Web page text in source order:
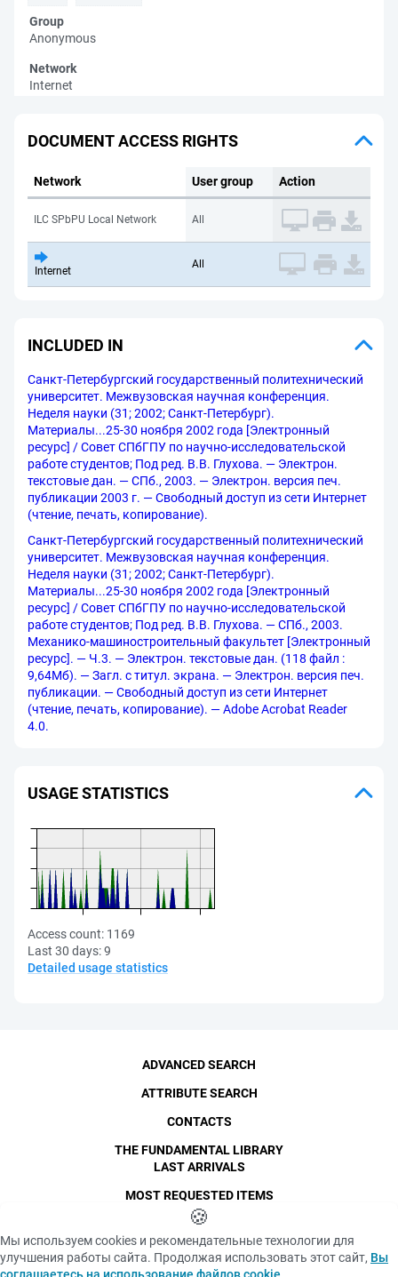
Group
Anonymous
Network
Internet
DOCUMENT ACCESS RIGHTS
Network User group Action
ILC SPbPU Local Network All
Internet
All
INCLUDED IN
Санкт-Петербургский государственный политехнический
университет. Межвузовская научная конференция.
Неделя науки (31; 2002; Санкт-Петербург).
Материалы...25-30 ноября 2002 года [Электронный
ресурс] / Совет СПбГПУ по научно-исследовательской
работе студентов; Под ред. В.В. Глухова. — Электрон.
текстовые дан. — СПб., 2003. — Электрон. версия печ.
публикации 2003 г. — Свободный доступ из сети Интернет
(чтение, печать, копирование).
Санкт-Петербургский государственный политехнический
университет. Межвузовская научная конференция.
Неделя науки (31; 2002; Санкт-Петербург).
Материалы...25-30 ноября 2002 года [Электронный
ресурс] / Совет СПбГПУ по научно-исследовательской
работе студентов; Под ред. В.В. Глухова. — СПб., 2003.
Механико-машиностроительный факультет [Электронный
ресурс]. — Ч.3. — Электрон. текстовые дан. (118 файл :
9,64Мб). — Загл. с титул. экрана. — Электрон. версия печ.
публикации. — Свободный доступ из сети Интернет
(чтение, печать, копирование). — Adobe Acrobat Reader
4.0.
USAGE STATISTICS
Access count: 1169
Last 30 days:9
Detailed usage statistics
SPbPU, 1996-2026
Copyright and Personal Data
The photographs are
published with the
Privacy policy
ADVANCED SEARCH
ATTRIBUTE SEARCH
CONTACTS
THE FUNDAMENTAL LIBRARY
LAST ARRIVALS
MOST REQUESTED ITEMS
🍪
Мы используем cookies и рекомендательные технологии для
улучшения работы сайта. Продолжая использовать этот сайт, Вы